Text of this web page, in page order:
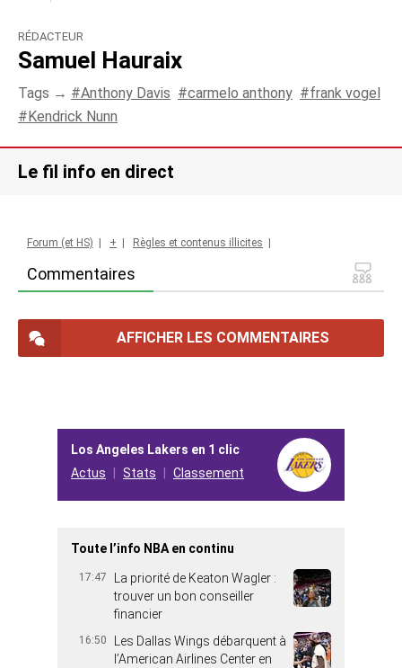
RÉDACTEUR
Samuel Hauraix
Tags → Anthony Davis carmelo anthony
frank vogel
Kendrick Nunn
Le fil info en direct
Commentaires
Forum (et HS) + Règles et contenus illicites
AFFICHER LES COMMENTAIRES
Los Angeles Lakers en 1 clic
Actus
Stats Classement
Toute l’info NBA en continu
17:47
La priorité de Keaton Wagler :
trouver un bon conseiller
financier
16:50
Les Dallas Wings débarquent à
l’American Airlines Center en